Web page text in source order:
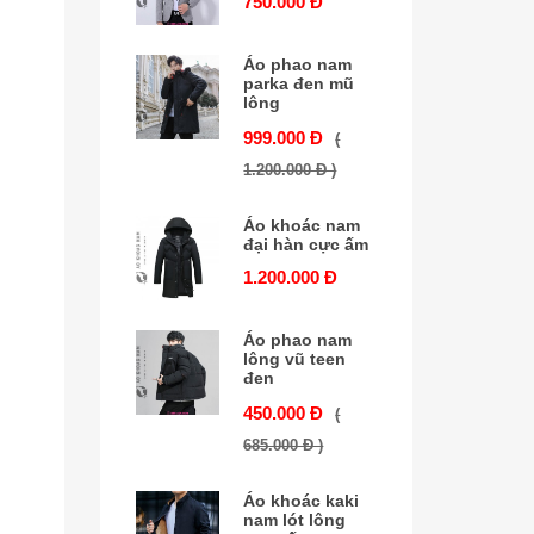
Áo phao nam
parka đen mũ
lông
999.000 Đ
(
1.200.000 Đ )
Áo khoác nam
đại hàn cực ấm
1.200.000 Đ
Áo phao nam
lông vũ teen
đen
450.000 Đ
(
685.000 Đ )
Áo khoác kaki
nam lót lông